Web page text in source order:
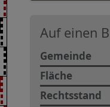
Auf einen
Gemeinde
Fläche
Rechtsstand